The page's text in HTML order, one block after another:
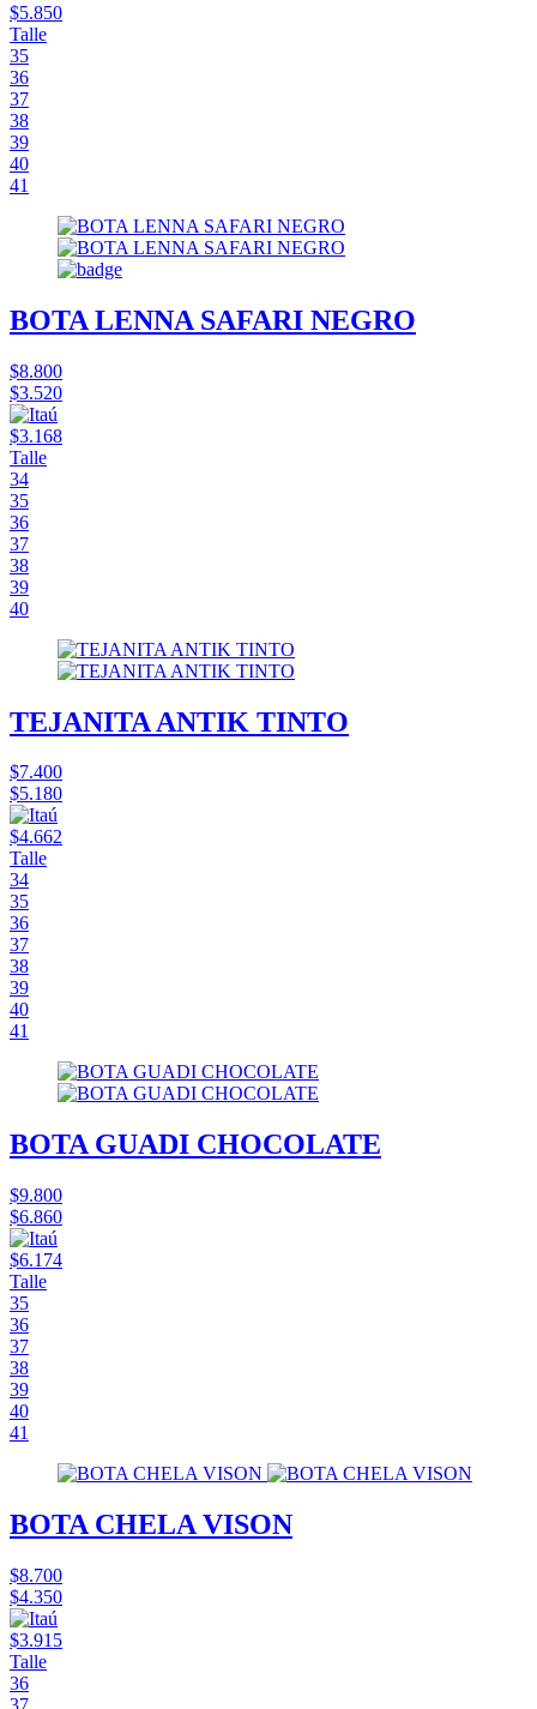
$5.850
Talle
35
36
37
38
39
40
41
BOTA LENNA SAFARI NEGRO
$8.800
$3.520
$3.168
Talle
34
35
36
37
38
39
40
TEJANITA ANTIK TINTO
$7.400
$5.180
$4.662
Talle
34
35
36
37
38
39
40
41
BOTA GUADI CHOCOLATE
$9.800
$6.860
$6.174
Talle
35
36
37
38
39
40
41
BOTA CHELA VISON
$8.700
$4.350
$3.915
Talle
36
37